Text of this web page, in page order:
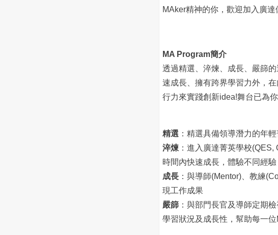
MAker精神的你，歡迎加入廣達
MA Program簡介
透過精選、淬煉、成長、嚴篩
速成長、擁有跨界學習力外，
行力來實踐創新idea!舞台已為
精選 ：精選具備領導潛力的年
淬煉 ：進入廣達菁英學校
時間內快速成長，體驗不同經驗
成長 ：與導師(Mentor)、教練
現工作成果
嚴篩 ：與部門長官及導師定期
學習狀況及成長性，幫助每一